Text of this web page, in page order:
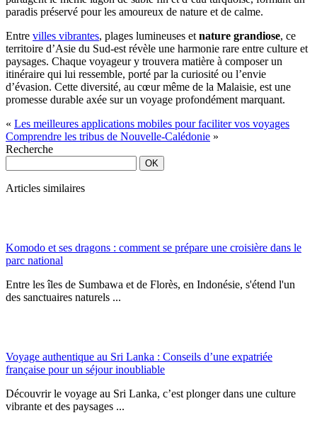
paradis préservé pour les amoureux de nature et de calme.
Entre villes vibrantes, plages lumineuses et nature grandiose, ce
territoire d’Asie du Sud-est révèle une harmonie rare entre culture et
paysages. Chaque voyageur y trouvera matière à composer un
itinéraire qui lui ressemble, porté par la curiosité ou l’envie
d’évasion. Cette diversité, au cœur même de la Malaisie, est une
promesse durable axée sur un voyage profondément marquant.
« Les meilleures applications mobiles pour faciliter vos voyages
Comprendre les tribus de Nouvelle-Calédonie »
Recherche
Articles similaires
Komodo et ses dragons : comment se prépare une croisière dans le
parc national
Entre les îles de Sumbawa et de Florès, en Indonésie, s'étend l'un
des sanctuaires naturels ...
Voyage authentique au Sri Lanka : Conseils d’une expatriée
française pour un séjour inoubliable
Découvrir le voyage au Sri Lanka, c’est plonger dans une culture
vibrante et des paysages ...